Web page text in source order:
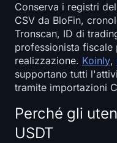
Conserva i registri
CSV da BloFin,
Tronscan, ID di
professionista fiscale
realizzazione. Koinly,
supportano tutti
tramite importazioni
Perché gli
USDT